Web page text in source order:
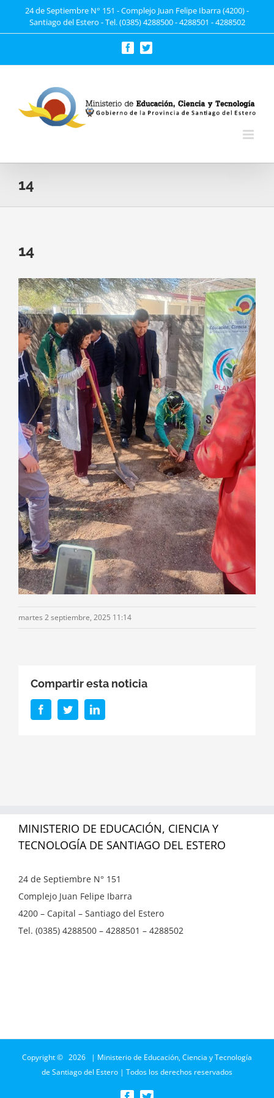
24 de Septiembre N° 151 - Complejo Juan Felipe Ibarra (4200) -
Santiago del Estero - Tel. (0385) 4288500 - 4288501 - 4288502
FacebookTwitter
14
14
martes 2 septiembre, 2025 11:14
Compartir esta noticia
FacebookTwitterLinkedIn
MINISTERIO DE EDUCACIÓN, CIENCIA Y
TECNOLOGÍA DE SANTIAGO DEL ESTERO
24 de Septiembre N° 151
Complejo Juan Felipe Ibarra
4200 – Capital – Santiago del Estero
Tel. (0385) 4288500 – 4288501 – 4288502
Copyright © 2026 | Ministerio de Educación, Ciencia y Tecnología
de Santiago del Estero | Todos los derechos reservados
Facebook
Twitter